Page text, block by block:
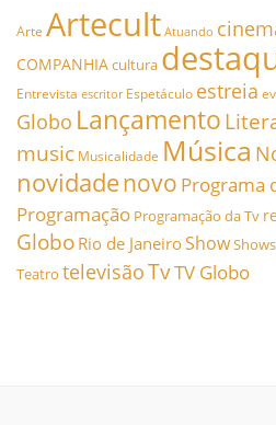
Arte Artecult Atuando
COMPANHIAcultura
Entrevista escritor Espetáculo estreia
Globo Lançamento
music Musicalidade Música
novidadenovo Programa
Programação Programação da Tv
Globo Rio de JaneiroShowShows
Teatro televisãoTvTV Globo